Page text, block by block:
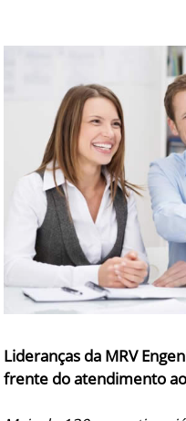
Lideranças da MRV
frente do atendimento